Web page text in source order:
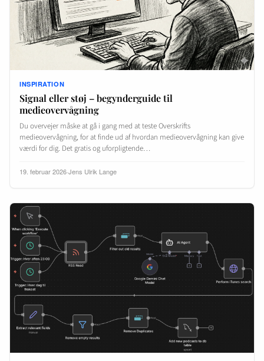
INSPIRATION
Signal eller støj – begynderguide til
medieovervågning
Du overvejer måske at gå i gang med at teste Overskrifts
medieovervågning, for at finde ud af hvordan medieovervågning kan give
værdi for dig. Det gratis og uforpligtende…
19. februar 2026·Jens Ulrik Lange